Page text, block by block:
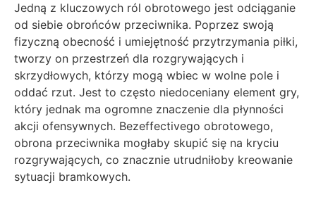
Jedną z kluczowych ról obrotowego jest odciąganie
od siebie obrońców przeciwnika. Poprzez swoją
fizyczną obecność i umiejętność przytrzymania piłki,
tworzy on przestrzeń dla rozgrywających i
skrzydłowych, którzy mogą wbiec w wolne pole i
oddać rzut. Jest to często niedoceniany element gry,
który jednak ma ogromne znaczenie dla płynności
akcji ofensywnych. Bezeffectivego obrotowego,
obrona przeciwnika mogłaby skupić się na kryciu
rozgrywających, co znacznie utrudniłoby kreowanie
sytuacji bramkowych.